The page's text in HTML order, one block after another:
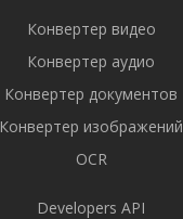
Конвертер видео
Конвертер аудио
Конвертер документов
Конвертер изображений
OCR
Developers API